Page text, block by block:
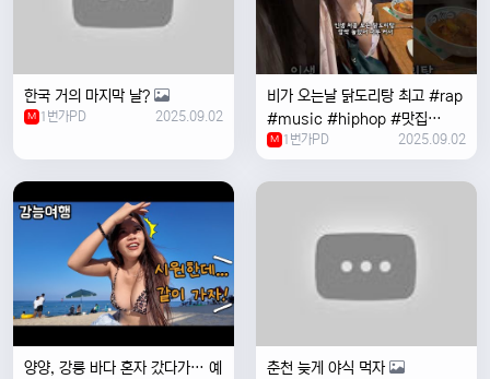
한국 거의 마지막 날?
M 1번가PD 2025.09.02
비가 오는날 ￼닭도리탕 최고 #rap
#music #hiphop #맛집
#travel #여행 #food ￼
M 1번가PD 2025.09.02
양양, 강릉 바다 혼자 갔다가… 예
춘천 늦게 야식 먹자